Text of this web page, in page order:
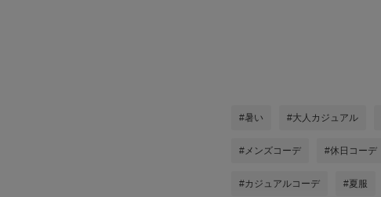
#暑い #大人カジュアル
#メンズコーデ #休日コーデ
#カジュアルコーデ #夏服